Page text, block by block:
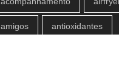
amigos antioxidantes